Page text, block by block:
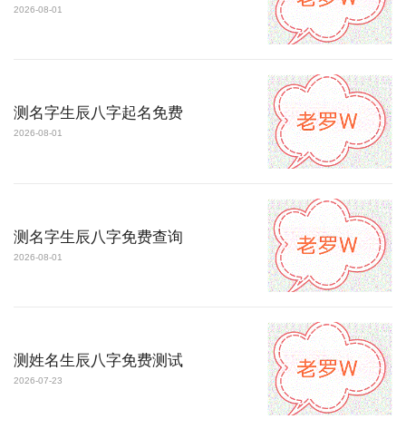
2026-08-01
测名字生辰八字起名免费
2026-08-01
测名字生辰八字免费查询
2026-08-01
测姓名生辰八字免费测试
2026-07-23